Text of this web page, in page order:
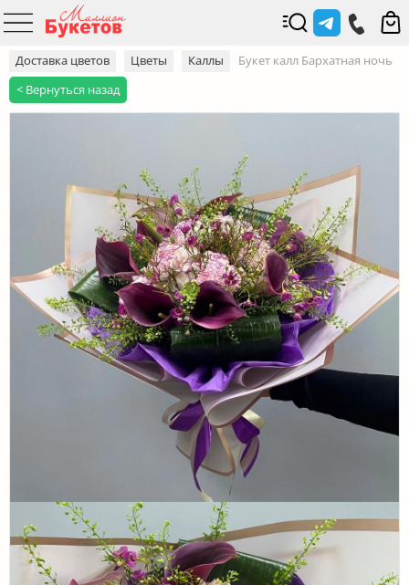
Доставка цветов Цветы Каллы
Букет калл Бархатная ночь
< Вернуться назад